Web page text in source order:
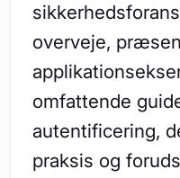
overveje,
omfattende
autentificering,
praksis og